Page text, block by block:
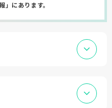
にあります。